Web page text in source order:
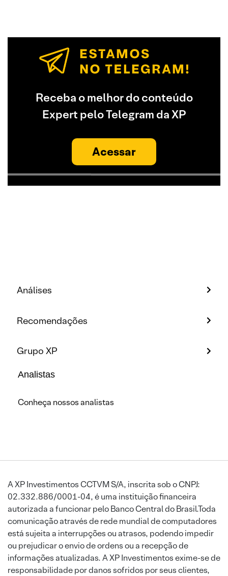
Receba o melhor do conteúdo
Expert pelo Telegram da XP
Acessar
Análises
Recomendações
Grupo XP
Analistas
Conheça nossos analistas
A XP Investimentos CCTVM S/A, inscrita sob o CNPJ:
02.332.886/0001-04, é uma instituição financeira
autorizada a funcionar pelo Banco Central do Brasil.Toda
comunicação através de rede mundial de computadores
está sujeita a interrupções ou atrasos, podendo impedir
ou prejudicar o envio de ordens ou a recepção de
informações atualizadas. A XP Investimentos exime-se de
responsabilidade por danos sofridos por seus clientes,